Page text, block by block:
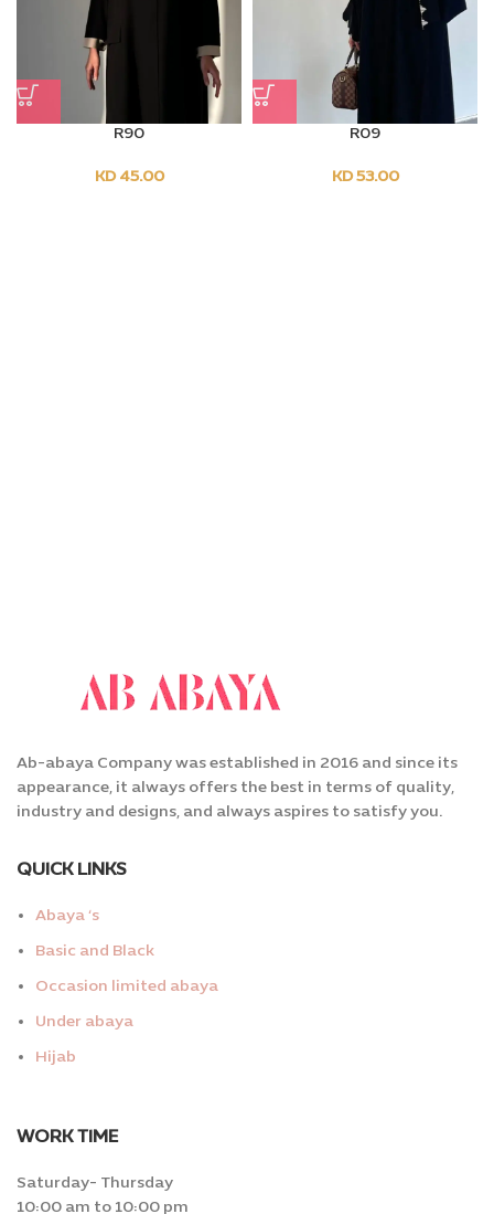
R90
KD45.00
R09
KD53.00
Ab-abaya Company was established in 2016 and since its
appearance, it always offers the best in terms of quality,
industry and designs, and always aspires to satisfy you.
QUICK LINKS
Abaya ‘s
Basic and Black
Occasion limited abaya
Under abaya
Hijab
WORK TIME
Saturday- Thursday
10:00 am to 10:00 pm